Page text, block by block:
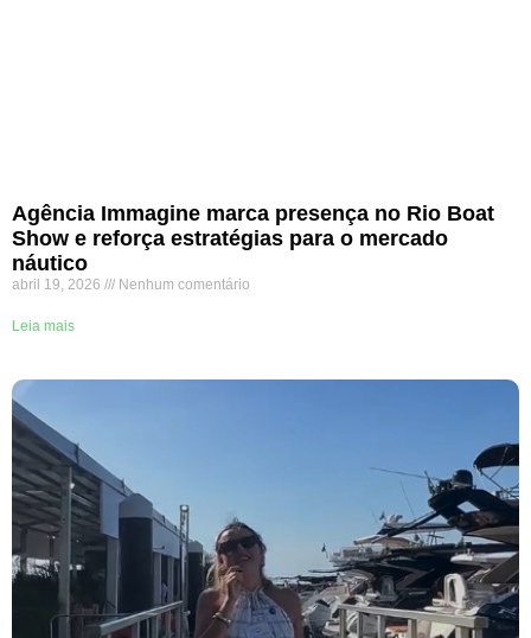
Agência Immagine marca presença no Rio Boat
Show e reforça estratégias para o mercado
náutico
abril 19, 2026 Nenhum comentário
Leia mais